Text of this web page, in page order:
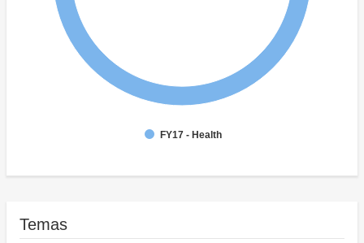
FY17 - Health
Temas